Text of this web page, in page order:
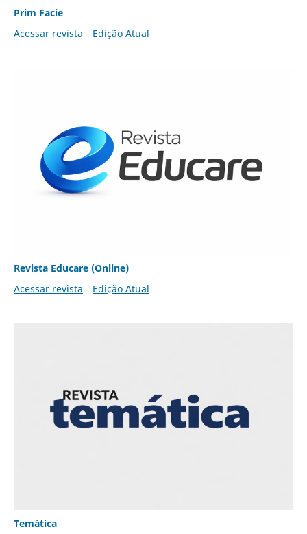
Prim Facie
Acessar revista
Edição Atual
Revista Educare (Online)
Acessar revista
Edição Atual
Temática